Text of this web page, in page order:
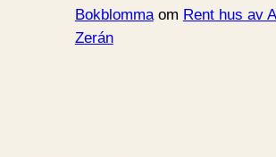
Bokblommaom Rent hus av
Zerán